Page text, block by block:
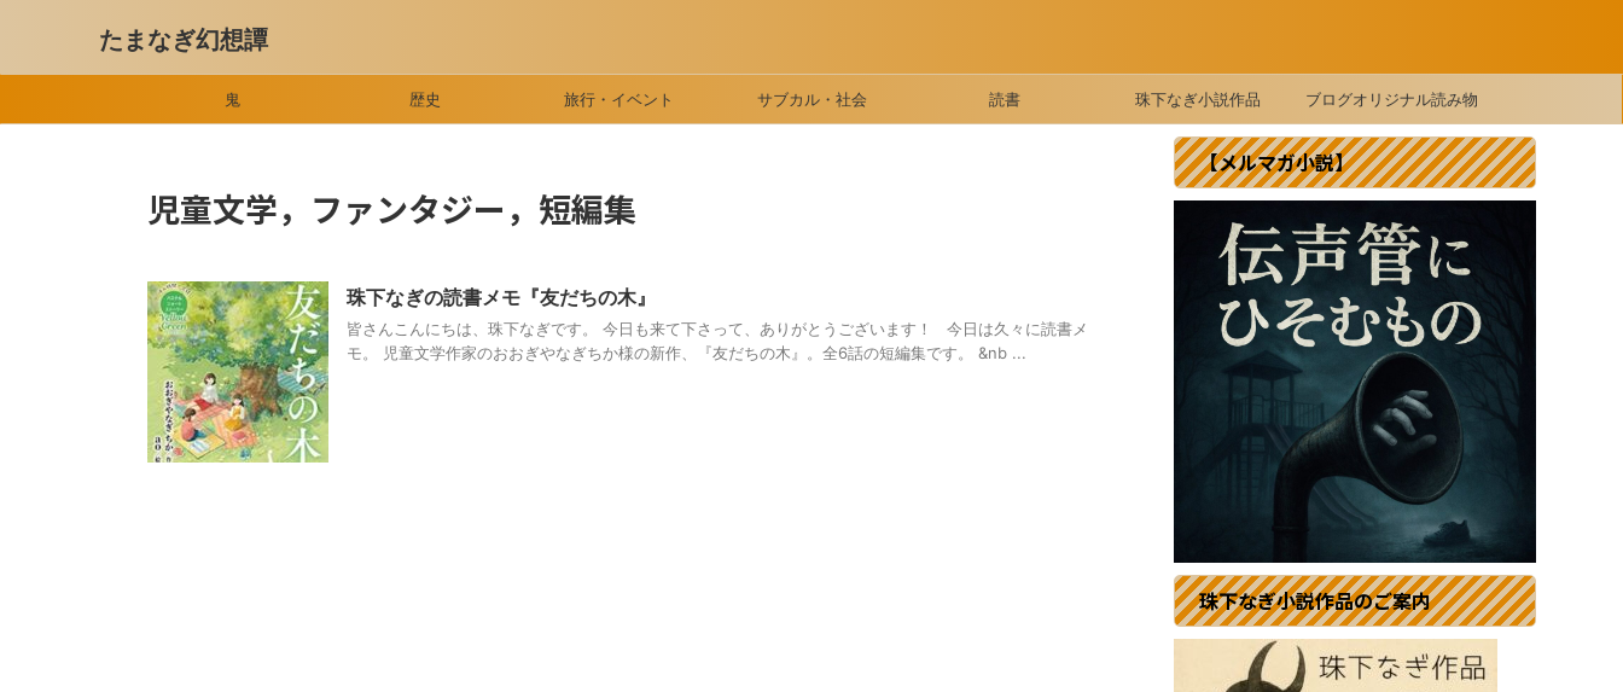
たまなぎ幻想譚
鬼 歴史 旅行・イベント サブカル・社会 読書 珠下なぎ小説作品 ブログオリジナル読み物
児童文学，ファンタジー，短編集
珠下なぎの読書メモ『友だちの木』
皆さんこんにちは、珠下なぎです。 今日も来て下さって、ありがとうございます！ 今日は久々に読書メ
モ。 児童文学作家のおおぎやなぎちか様の新作、『友だちの木』。全6話の短編集です。 &nb ...
【メルマガ小説】
珠下なぎ小説作品のご案内